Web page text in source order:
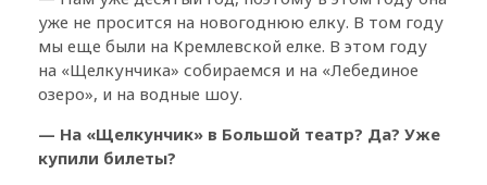
уже не просится на новогоднюю елку. В том году
мы еще были на Кремлевской елке. В этом году
на «Щелкунчика» собираемся и на «Лебединое
озеро», и на водные шоу.
— На «Щелкунчик» в Большой театр? Да? Уже
купили билеты?